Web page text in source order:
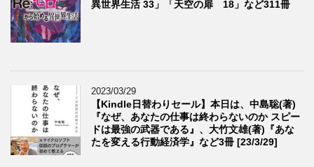
異世界生活 33」「天空の扉 18」など311冊
2023/03/29
【Kindle日替わりセール】本日は、中島聡(著)
『なぜ、あなたの仕事は終わらないのか スピー
ドは最強の武器である』、大竹文雄(著)『あな
たを変える行動経済学』など3冊 [23/3/29]